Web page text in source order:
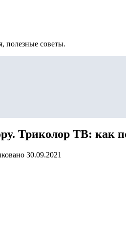
полезные советы.
Триколор ТВ: как
30.09.2021